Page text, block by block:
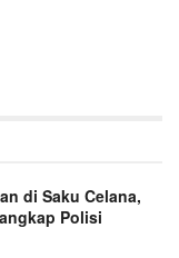
di Saku Celana,
Polisi